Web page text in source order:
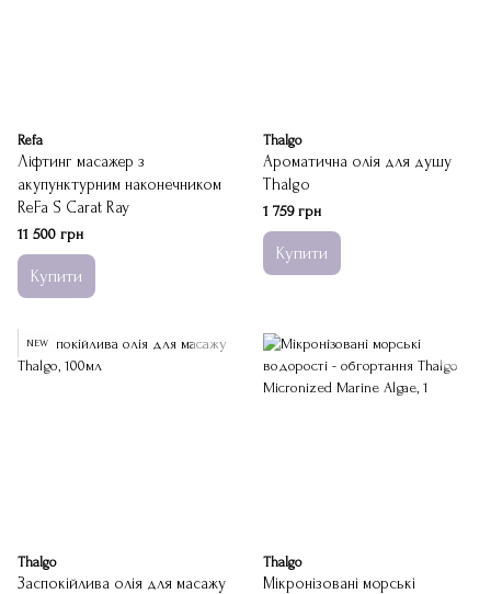
Refa
Ліфтинг масажер з
акупунктурним наконечником
ReFa S Carat Ray
11 500 грн
Купити
Thalgo
Ароматична олія для душу
Thalgo
1 759 грн
Купити
NEW
Thalgo
Заспокійлива олія для масажу
Thalgo
Мікронізовані морські